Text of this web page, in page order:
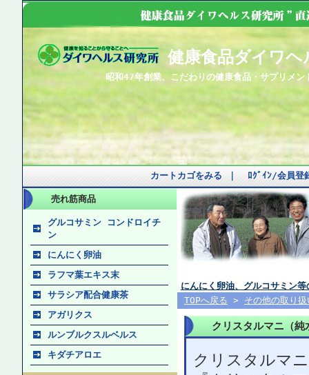
健康食品ダイワヘ
昭和47年創業、こだわりの健康食品・サプリメン
カートカゴをみる ﾛｸﾞｲﾝ/会員登
売れ筋商品
グルコサミン コンドロイチ
ン
にんにく卵油
ラフマ葉エキス末
サラシア配合健康茶
アガリクス
ルンブルクスルベルス
キダチアロエ
にんにく卵油、グルコサミン
TOPへ戻る > その他の取り
クリスタルマニ（
クリスタルマ